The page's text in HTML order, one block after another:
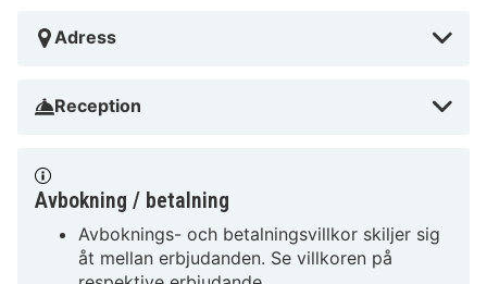
Adress
Reception
Avbokning / betalning
Avboknings- och betalningsvillkor skiljer sig
åt mellan erbjudanden. Se villkoren på